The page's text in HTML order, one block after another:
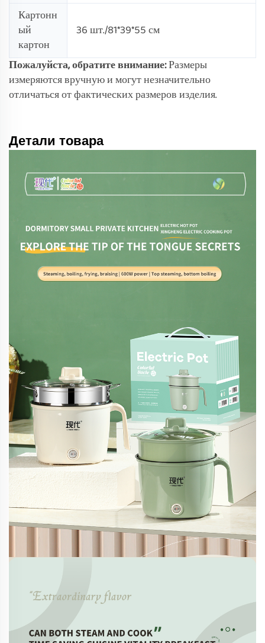
Картонн
ый
картон
36 шт./81*39*55 см
Пожалуйста, обратите внимание:Размеры
измеряются вручную и могут незначительно
отличаться от фактических размеров изделия.
Детали товара